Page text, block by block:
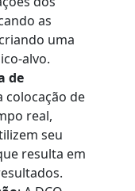
as
uma
alvo.
de
colocação de
real,
seu
resulta em